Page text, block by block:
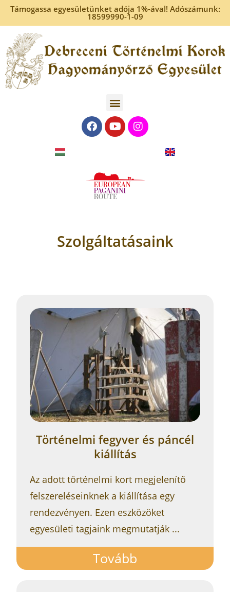
Támogassa egyesületünket adója 1%-ával! Adószámunk:
18599990-1-09
Szolgáltatásaink
Történelmi fegyver és páncél
kiállítás
Az adott történelmi kort megjelenítő
felszereléseinknek a kiállítása egy
rendezvényen. Ezen eszközöket
egyesületi tagjaink megmutatják ...
Tovább